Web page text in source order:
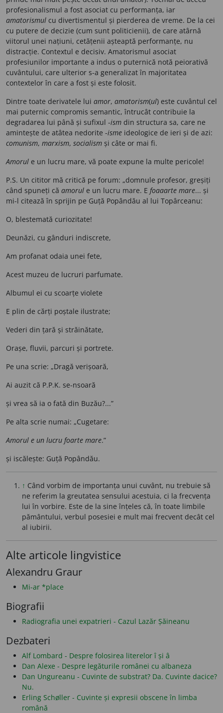
profesionalismul a fost asociat cu performanța, iar
amatorismul cu divertismentul și pierderea de vreme. De la cei
cu putere de decizie (cum sunt politicienii), de care atârnă
viitorul unei națiuni, cetățenii așteaptă performanțe, nu
distracție. Contextul e decisiv. Amatorismul asociat
profesiunilor importante a indus o puternică notă peiorativă
cuvântului, care ulterior s-a generalizat în majoritatea
contextelor în care a fost și este folosit.
Dintre toate derivatele lui amor, amatorism(ul) este cuvântul cel
mai puternic compromis semantic, întrucât contribuie la
degradarea lui până și sufixul -ism din structura sa, care ne
amintește de atâtea nedorite -isme ideologice de ieri și de azi:
comunism, marxism, socialism și câte or mai fi.
Amorul e un lucru mare, vă poate expune la multe pericole!
P.S. Un cititor mă critică pe forum: „domnule profesor, greșiți
când spuneți că amorul e un lucru mare. E foaaarte mare... și
mi-l citează în sprijin pe Guță Popândău al lui Topârceanu:
O, blestemată curiozitate!
Deunăzi, cu gânduri indiscrete,
Am profanat odaia unei fete,
Acest muzeu de lucruri parfumate.
Albumul ei cu scoarțe violete
E plin de cărți poștale ilustrate;
Vederi din țară și străinătate,
Orașe, fluvii, parcuri și portrete.
Pe una scrie: „Dragă verișoară,
Ai auzit că P.P.K. se-nsoară
și vrea să ia o fată din Buzău?...”
Pe alta scrie numai: „Cugetare:
Amorul e un lucru foarte mare.”
și iscălește: Guță Popândău.
↑ Când vorbim de importanța unui cuvânt, nu trebuie să
ne referim la greutatea sensului acestuia, ci la frecvența
lui în vorbire. Este de la sine înțeles că, în toate limbile
pământului, verbul posesiei e mult mai frecvent decât cel
al iubirii.
Alte articole lingvistice
Alexandru Graur
Mi-ar *place
Biografii
Radiografia unei expatrieri - Cazul Lazăr Șăineanu
Dezbateri
Alf Lombard - Despre folosirea literelor î și â
Dan Alexe - Despre legăturile românei cu albaneza
Dan Ungureanu - Cuvinte de substrat? Da. Cuvinte dacice?
Nu.
Erling Schøller - Cuvinte și expresii obscene în limba
română